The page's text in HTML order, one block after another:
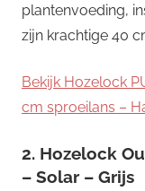
plantenvoeding,
zijn krachtige 40
Bekijk Hozelock
cm sproeilans –
2. Hozelock
– Solar – Grijs